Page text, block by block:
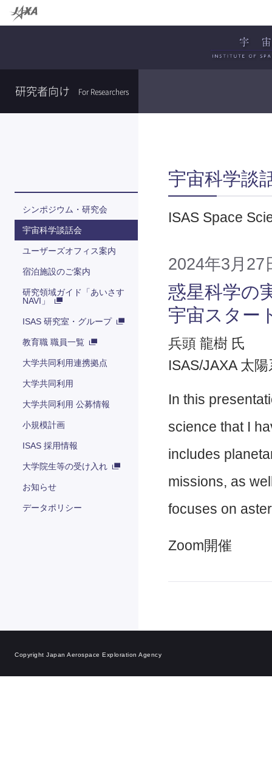
研究者向け For Researchers
宇宙科学談
ISAS Space
2024年3月27
惑星科学の
宇宙スター
兵頭 龍樹 氏
ISAS/JAXA 太
In this
science that I
includes
missions, as
focuses on
Zoom開催
シンポジウム・研究会
宇宙科学談話会
ユーザーズオフィス案内
宿泊施設のご案内
研究領域ガイド「あいさす
NAVI」
ISAS 研究室・グループ
教育職 職員一覧
大学共同利用連携拠点
大学共同利用
大学共同利用 公募情報
小規模計画
ISAS 採用情報
大学院生等の受け入れ
お知らせ
データポリシー
Copyright Japan Aerospace Exploration Agency